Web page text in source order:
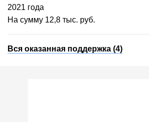
2021 года
На сумму 12,8 тыс. руб.
Вся оказанная поддержка (4)